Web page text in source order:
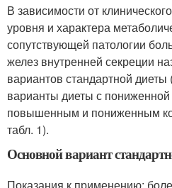
В зависимости от
уровня и характера
сопутствующей патологии
желез внутренней секреции
вариантов стандартной
варианты диеты с
повышенным и пониженным
табл. 1).
Основной вариант